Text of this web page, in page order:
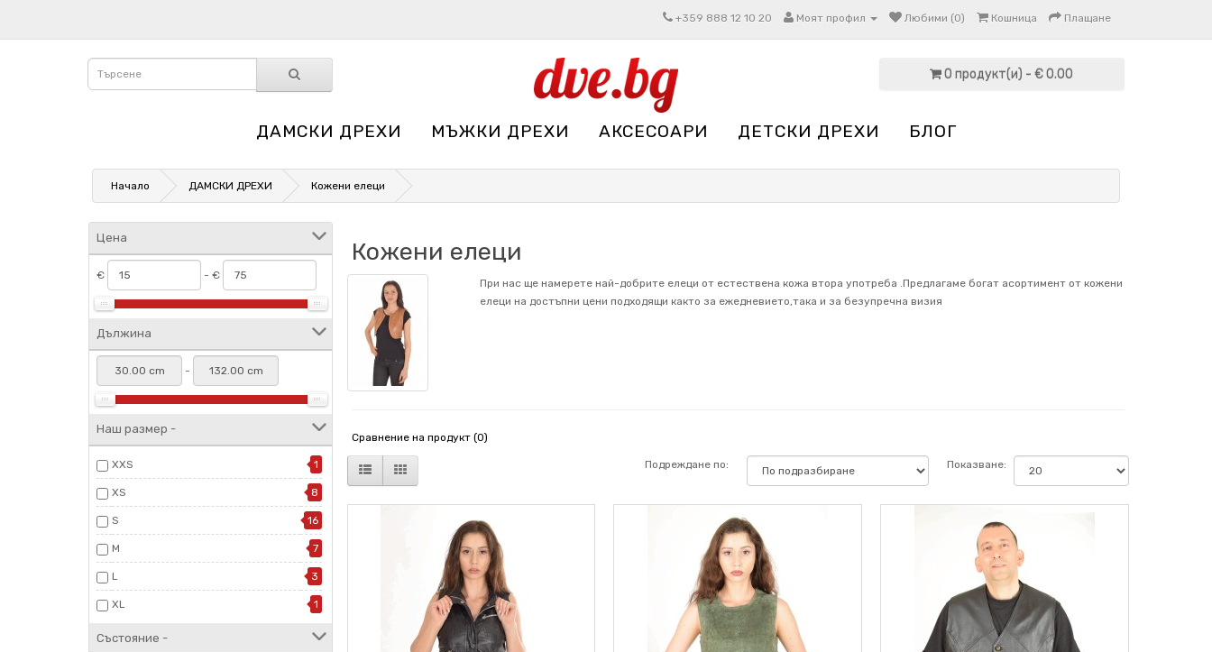
+359 888 12 10 20 Моят профил Любими (0) Кошница Плащане
0 продукт(и) - € 0.00
ДАМСКИ ДРЕХИ МЪЖКИ ДРЕХИ АКСЕСОАРИ ДЕТСКИ ДРЕХИ БЛОГ
Начало ДАМСКИ ДРЕХИ Кожени елеци
Цена
€ - €
Дължина
-
Наш размер -
XXS 1
XS 8
S 16
M 7
L 3
XL 1
Състояние -
Кожени елеци
При нас ще намерете най-добрите елеци от естествена кожа втора употреба .Предлагаме богат асортимент от кожени
елеци на достъпни цени подходящи както за ежедневието,така и за безупречна визия
Сравнение на продукт (0)
Подреждане по: Показване: